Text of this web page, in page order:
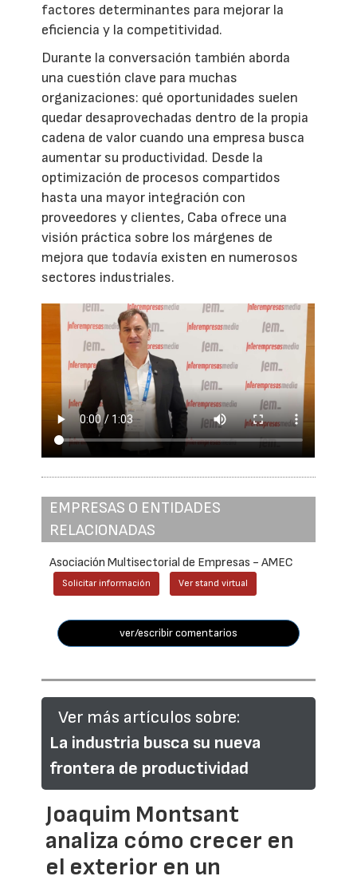
factores determinantes para mejorar la
eficiencia y la competitividad.
Durante la conversación también aborda
una cuestión clave para muchas
organizaciones: qué oportunidades suelen
quedar desaprovechadas dentro de la propia
cadena de valor cuando una empresa busca
aumentar su productividad. Desde la
optimización de procesos compartidos
hasta una mayor integración con
proveedores y clientes, Caba ofrece una
visión práctica sobre los márgenes de
mejora que todavía existen en numerosos
sectores industriales.
EMPRESAS O ENTIDADES
RELACIONADAS
Asociación Multisectorial de Empresas - AMEC
Solicitar información Ver stand virtual
ver/escribir comentarios
Ver más artículos sobre:
La industria busca su nueva
frontera de productividad
Joaquim Montsant
analiza cómo crecer en
el exterior en un